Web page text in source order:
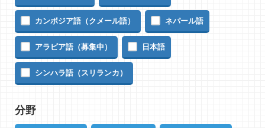
カンボジア語（クメール語） ネパール語
アラビア語（募集中） 日本語
シンハラ語（スリランカ）
分野